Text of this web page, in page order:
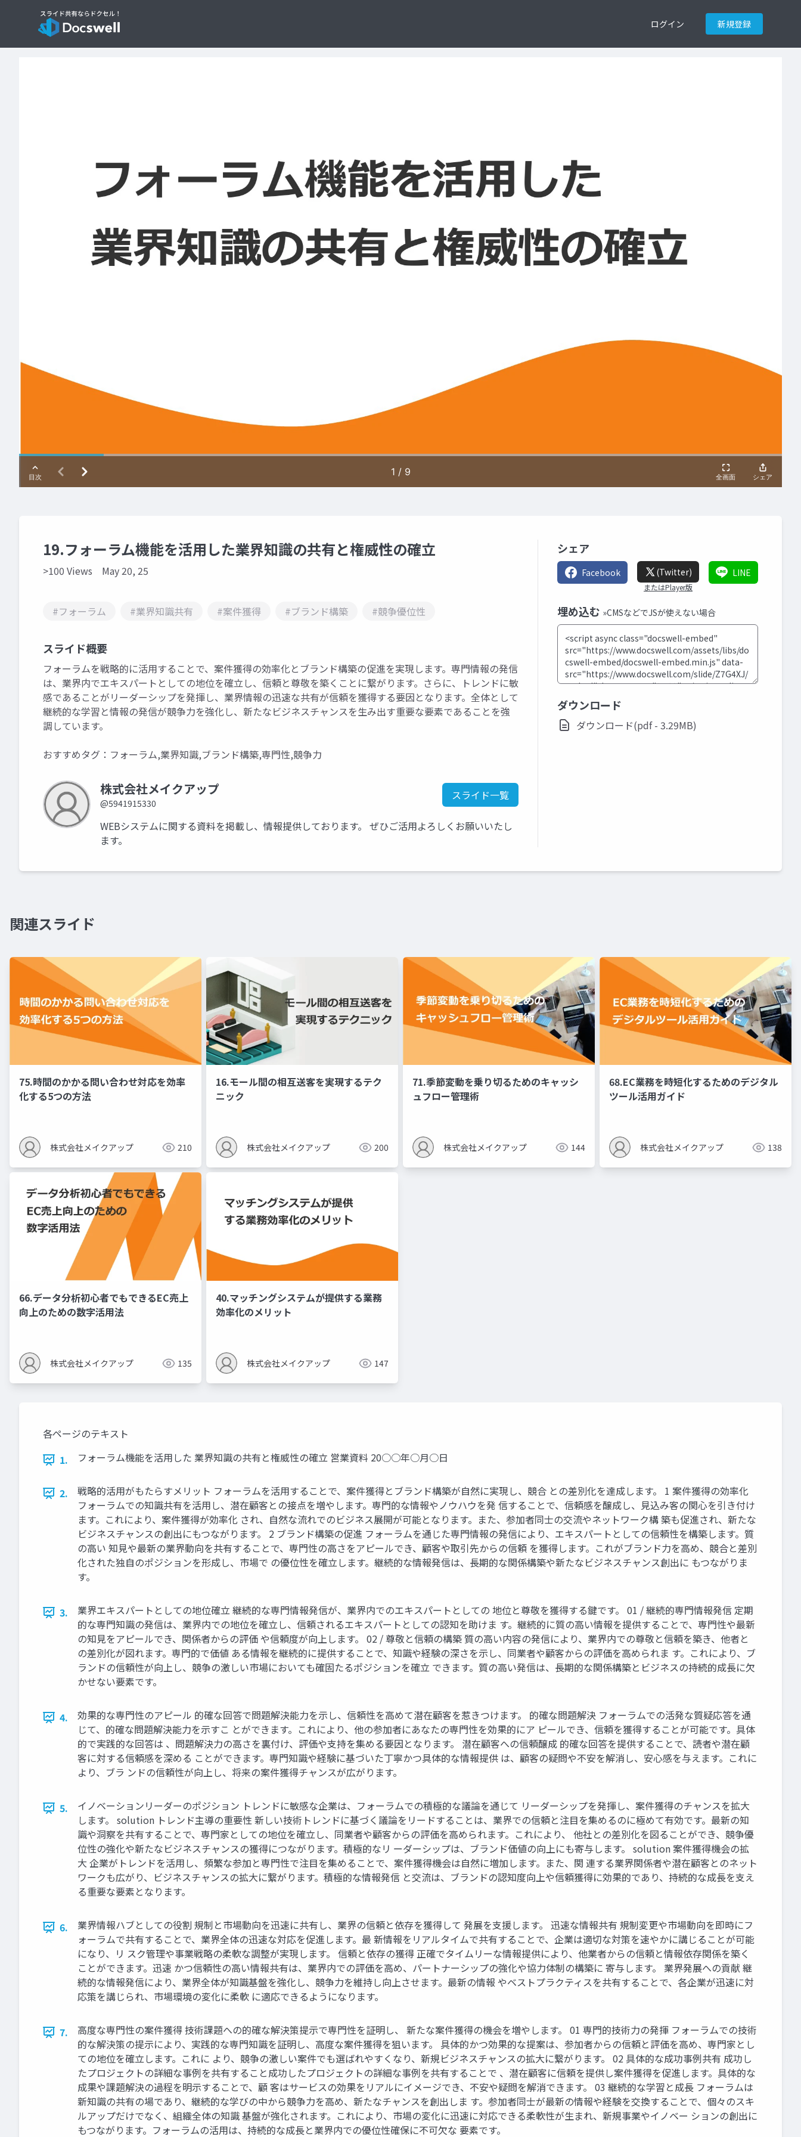
ログイン 新規登録
19.フォーラム機能を活用した業界知識の共有と権威性の確立
>100 Views May 20, 25
#フォーラム #業界知識共有 #案件獲得 #ブランド構築 #競争優位性
スライド概要
フォーラムを戦略的に活用することで、案件獲得の効率化とブランド構築の促進を実現します。専門情報の発信
は、業界内でエキスパートとしての地位を確立し、信頼と尊敬を築くことに繋がります。さらに、トレンドに敏
感であることがリーダーシップを発揮し、業界情報の迅速な共有が信頼を獲得する要因となります。全体として
継続的な学習と情報の発信が競争力を強化し、新たなビジネスチャンスを生み出す重要な要素であることを強
調しています。
おすすめタグ：フォーラム,業界知識,ブランド構築,専門性,競争力
株式会社メイクアップ
@5941915330
スライド一覧
WEBシステムに関する資料を掲載し、情報提供しております。 ぜひご活用よろしくお願いいたし
ます。
シェア
Facebook (Twitter)
またはPlayer版
LINE
埋め込む »CMSなどでJSが使えない場合
ダウンロード
ダウンロード(pdf - 3.29MB)
関連スライド
75.時間のかかる問い合わせ対応を効率
化する5つの方法
株式会社メイクアップ 210
16.モール間の相互送客を実現するテク
ニック
株式会社メイクアップ 200
71.季節変動を乗り切るためのキャッシ
ュフロー管理術
株式会社メイクアップ 144
68.EC業務を時短化するためのデジタル
ツール活用ガイド
株式会社メイクアップ 138
66.データ分析初心者でもできるEC売上
向上のための数字活用法
株式会社メイクアップ 135
40.マッチングシステムが提供する業務
効率化のメリット
株式会社メイクアップ 147
各ページのテキスト
1.
フォーラム機能を活用した 業界知識の共有と権威性の確立 営業資料 20○○年○月○日
2.
戦略的活用がもたらすメリット フォーラムを活用することで、案件獲得とブランド構築が自然に実現し、競合 との差別化を達成します。 1 案件獲得の効率化
フォーラムでの知識共有を活用し、潜在顧客との接点を増やします。専門的な情報やノウハウを発 信することで、信頼感を醸成し、見込み客の関心を引き付け
ます。これにより、案件獲得が効率化 され、自然な流れでのビジネス展開が可能となります。また、参加者同士の交流やネットワーク構 築も促進され、新たな
ビジネスチャンスの創出にもつながります。 2 ブランド構築の促進 フォーラムを通じた専門情報の発信により、エキスパートとしての信頼性を構築します。質
の高い 知見や最新の業界動向を共有することで、専門性の高さをアピールでき、顧客や取引先からの信頼 を獲得します。これがブランド力を高め、競合と差別
化された独自のポジションを形成し、市場で の優位性を確立します。継続的な情報発信は、長期的な関係構築や新たなビジネスチャンス創出に もつながりま
す。
3.
業界エキスパートとしての地位確立 継続的な専門情報発信が、業界内でのエキスパートとしての 地位と尊敬を獲得する鍵です。 01 / 継続的専門情報発信 定期
的な専門知識の発信は、業界内での地位を確立し、信頼されるエキスパートとしての認知を助けま す。継続的に質の高い情報を提供することで、専門性や最新
の知見をアピールでき、関係者からの評価 や信頼度が向上します。 02 / 尊敬と信頼の構築 質の高い内容の発信により、業界内での尊敬と信頼を築き、他者と
の差別化が図れます。専門的で価値 ある情報を継続的に提供することで、知識や経験の深さを示し、同業者や顧客からの評価を高められま す。これにより、ブ
ランドの信頼性が向上し、競争の激しい市場においても確固たるポジションを確立 できます。質の高い発信は、長期的な関係構築とビジネスの持続的成長に欠
かせない要素です。
4.
効果的な専門性のアピール 的確な回答で問題解決能力を示し、信頼性を高めて潜在顧客を惹きつけます。 的確な問題解決 フォーラムでの活発な質疑応答を通
じて、的確な問題解決能力を示すこ とができます。これにより、他の参加者にあなたの専門性を効果的にア ピールでき、信頼を獲得することが可能です。具体
的で実践的な回答は 、問題解決力の高さを裏付け、評価や支持を集める要因となります。 潜在顧客への信頼醸成 的確な回答を提供することで、読者や潜在顧
客に対する信頼感を深める ことができます。専門知識や経験に基づいた丁寧かつ具体的な情報提供 は、顧客の疑問や不安を解消し、安心感を与えます。これに
より、ブラ ンドの信頼性が向上し、将来の案件獲得チャンスが広がります。
5.
イノベーションリーダーのポジション トレンドに敏感な企業は、フォーラムでの積極的な議論を通じて リーダーシップを発揮し、案件獲得のチャンスを拡大
します。 solution トレンド主導の重要性 新しい技術トレンドに基づく議論をリードすることは、業界での信頼と注目を集めるのに極めて有効です。最新の知
識や洞察を共有することで、専門家としての地位を確立し、同業者や顧客からの評価を高められます。これにより、 他社との差別化を図ることができ、競争優
位性の強化や新たなビジネスチャンスの獲得につながります。積極的なリ ーダーシップは、ブランド価値の向上にも寄与します。 solution 案件獲得機会の拡
大 企業がトレンドを活用し、頻繁な参加と専門性で注目を集めることで、案件獲得機会は自然に増加します。また、関 連する業界関係者や潜在顧客とのネット
ワークも広がり、ビジネスチャンスの拡大に繋がります。積極的な情報発信 と交流は、ブランドの認知度向上や信頼獲得に効果的であり、持続的な成長を支え
る重要な要素となります。
6.
業界情報ハブとしての役割 規制と市場動向を迅速に共有し、業界の信頼と依存を獲得して 発展を支援します。 迅速な情報共有 規制変更や市場動向を即時にフ
ォーラムで共有することで、業界全体の迅速な対応を促進します。最 新情報をリアルタイムで共有することで、企業は適切な対策を速やかに講じることが可能
になり、リ スク管理や事業戦略の柔軟な調整が実現します。 信頼と依存の獲得 正確でタイムリーな情報提供により、他業者からの信頼と情報依存関係を築く
ことができます。迅速 かつ信頼性の高い情報共有は、業界内での評価を高め、パートナーシップの強化や協力体制の構築に 寄与します。 業界発展への貢献 継
続的な情報発信により、業界全体が知識基盤を強化し、競争力を維持し向上させます。最新の情報 やベストプラクティスを共有することで、各企業が迅速に対
応策を講じられ、市場環境の変化に柔軟 に適応できるようになります。
7.
高度な専門性の案件獲得 技術課題への的確な解決策提示で専門性を証明し、 新たな案件獲得の機会を増やします。 01 専門的技術力の発揮 フォーラムでの技術
的な解決策の提示により、実践的な専門知識を証明し、高度な案件獲得を狙います。 具体的かつ効果的な提案は、参加者からの信頼と評価を高め、専門家とし
ての地位を確立します。これに より、競争の激しい案件でも選ばれやすくなり、新規ビジネスチャンスの拡大に繋がります。 02 具体的な成功事例共有 成功し
たプロジェクトの詳細な事例を共有すること成功したプロジェクトの詳細な事例を共有することで 、潜在顧客に信頼を提供し案件獲得を促進します。具体的な
成果や課題解決の過程を明示することで、顧 客はサービスの効果をリアルにイメージでき、不安や疑問を解消できます。 03 継続的な学習と成長 フォーラムは
新知識の共有の場であり、継続的な学びの中から競争力を高め、新たなチャンスを創出しま す。参加者同士が最新の情報や経験を交換することで、個々のスキ
ルアップだけでなく、組織全体の知識 基盤が強化されます。これにより、市場の変化に迅速に対応できる柔軟性が生まれ、新規事業やイノベー ションの創出に
もつながります。フォーラムの活用は、持続的な成長と業界内での優位性確保に不可欠な 要素です。